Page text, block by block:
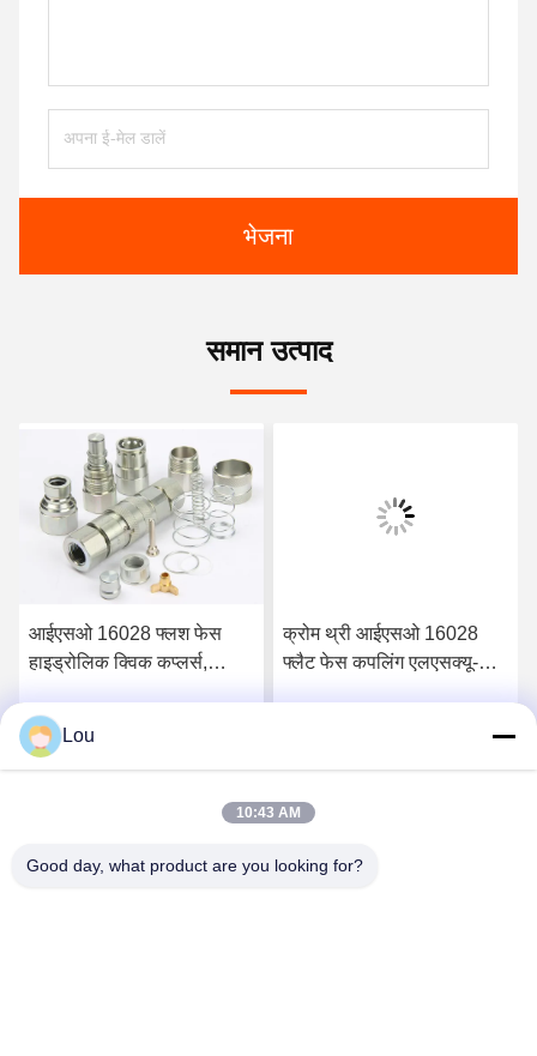
भेजना
समान उत्पाद
आईएसओ 16028 फ्लश फेस
हाइड्रोलिक क्विक कप्लर्स,
क्विक कप्लर्स
सबसे अच्छी कीमत पाएं
क्रोम थ्री आईएसओ 16028
फ्लैट फेस कपलिंग एलएसक्यू-
Lou
10:43 AM
Good day, what product are you looking for?